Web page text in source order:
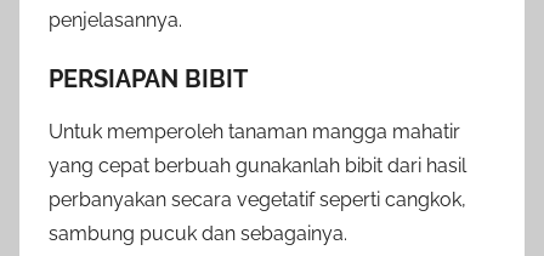
penjelasannya.
PERSIAPAN BIBIT
Untuk memperoleh tanaman mangga mahatir
yang cepat berbuah gunakanlah bibit dari hasil
perbanyakan secara vegetatif seperti cangkok,
sambung pucuk dan sebagainya.